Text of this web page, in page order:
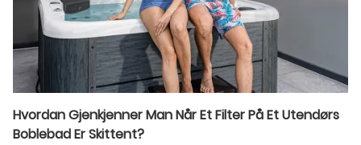
Hvordan Gjenkjenner Man Når Et Filter På Et Utendørs
Boblebad Er Skittent?